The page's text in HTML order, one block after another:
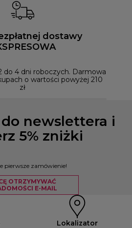
dostawy
do 4 dni roboczych. Darmowa
o wartości powyżej 210
zł
do newslettera i
5% zniżki
pierwsze zamówienie!
OTRZYMYWAĆ
E-MAIL
Lokalizator